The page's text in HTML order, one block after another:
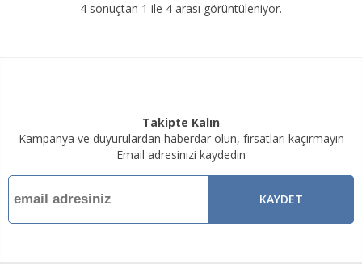
4 sonuçtan 1 ile 4 arası görüntüleniyor.
Takipte Kalın
Kampanya ve duyurulardan haberdar olun, fırsatları kaçırmayın
Email adresinizi kaydedin
KAYDET